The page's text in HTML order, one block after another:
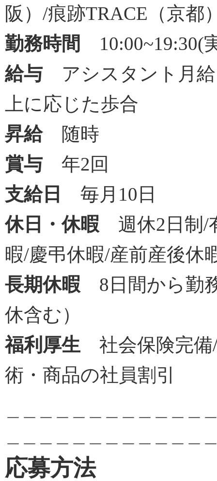
阪）/痕跡TRACE（京都
勤務時間
10:00~19:30(
給与 アシスタント月
上に応じた歩合
昇給随時
賞与 年2回
支給日
毎月10日
休日・休暇 週休2日制/
暇/慶弔休暇/産前産後休
長期休暇 8日間から勤
休含む）
福利厚生 社会保険完備
術・商品の社員割引
応募方法